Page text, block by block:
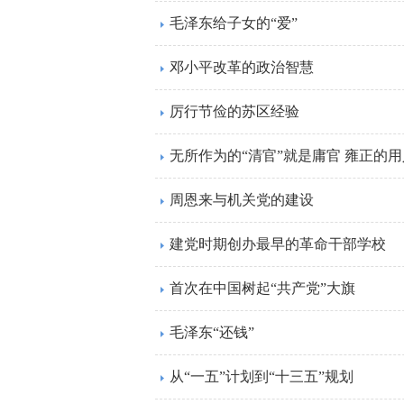
毛泽东给子女的“爱”
邓小平改革的政治智慧
厉行节俭的苏区经验
无所作为的“清官”就是庸官 雍正的
周恩来与机关党的建设
建党时期创办最早的革命干部学校
首次在中国树起“共产党”大旗
毛泽东“还钱”
从“一五”计划到“十三五”规划